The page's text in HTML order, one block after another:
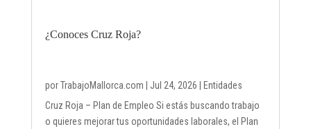
¿Conoces Cruz Roja?
porTrabajoMallorca.com Jul 24, 2026
Entidades
Cruz Roja – Plan de Empleo Si estás buscando trabajo
o quieres mejorar tus oportunidades laborales, el Plan